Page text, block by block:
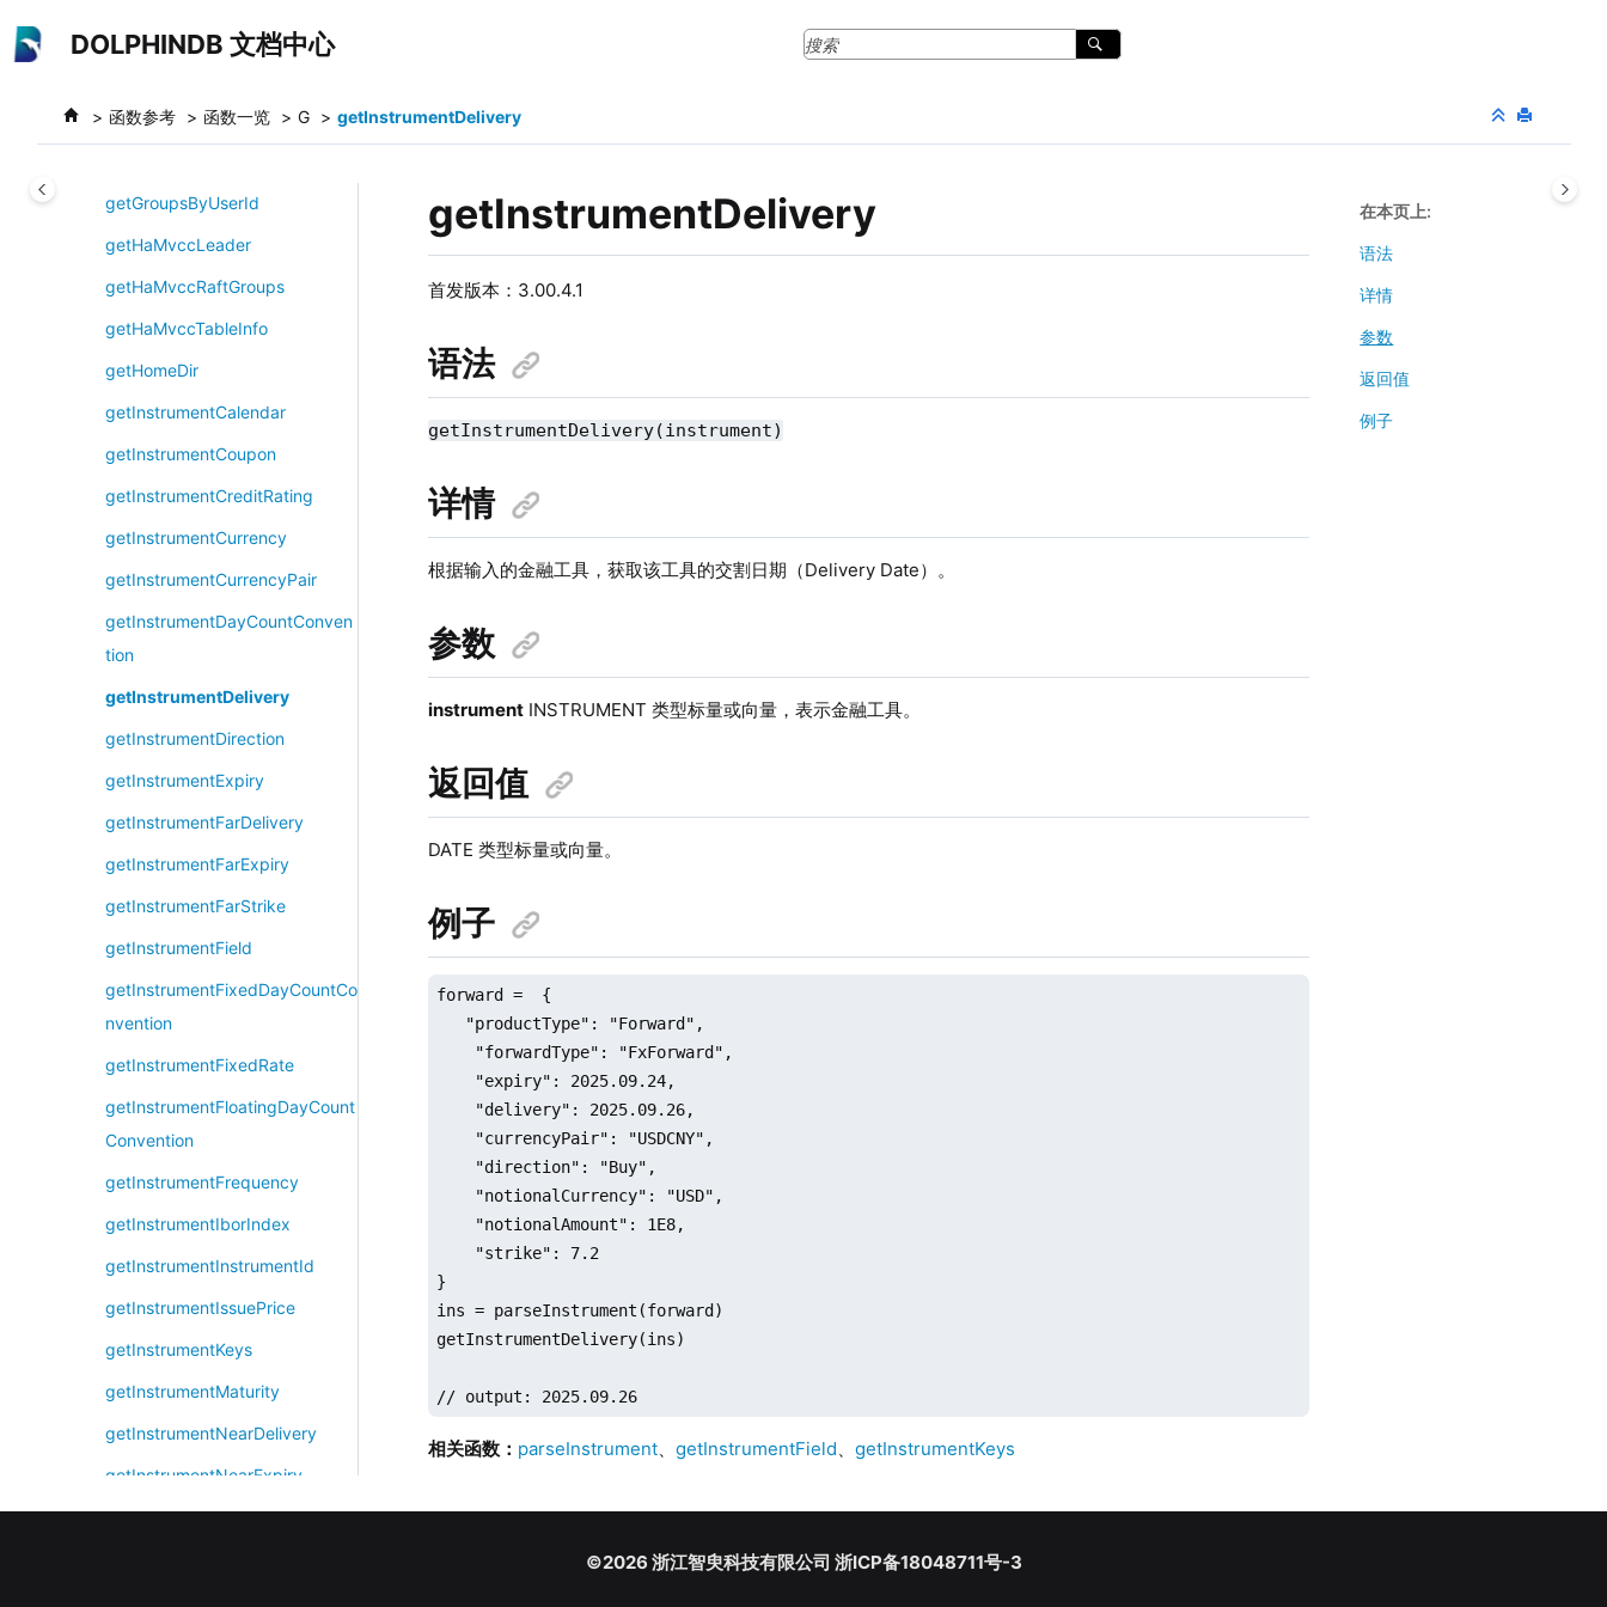
DOLPHINDB 文档中心
函数参考 函数一览 G getInstrumentDelivery
getGroupAccess
getGroupList
getGroupsByUserId
getHaMvccLeader
getHaMvccRaftGroups
getHaMvccTableInfo
getHomeDir
getInstrumentCalendar
getInstrumentCoupon
getInstrumentCreditRating
getInstrumentCurrency
getInstrumentCurrencyPair
getInstrumentDayCountConven
tion
getInstrumentDelivery
getInstrumentDirection
getInstrumentExpiry
getInstrumentFarDelivery
getInstrumentFarExpiry
getInstrumentFarStrike
getInstrumentField
getInstrumentFixedDayCountCo
nvention
getInstrumentFixedRate
getInstrumentFloatingDayCount
Convention
getInstrumentFrequency
getInstrumentIborIndex
getInstrumentInstrumentId
getInstrumentIssuePrice
getInstrumentKeys
getInstrumentMaturity
getInstrumentNearDelivery
getInstrumentNearExpiry
getInstrumentNearStrike
getInstrumentDelivery
首发版本：3.00.4.1
语法
getInstrumentDelivery(instrument)
详情
根据输入的金融工具，获取该工具的交割日期（Delivery Date）。
参数
instrument INSTRUMENT 类型标量或向量，表示金融工具。
返回值
DATE 类型标量或向量。
例子
forward =  {
   "productType": "Forward",
    "forwardType": "FxForward",
    "expiry": 2025.09.24,
    "delivery": 2025.09.26,
    "currencyPair": "USDCNY",
    "direction": "Buy",
    "notionalCurrency": "USD",
    "notionalAmount": 1E8,
    "strike": 7.2
}
ins = parseInstrument(forward)
getInstrumentDelivery(ins)
// output: 2025.09.26
相关函数： parseInstrument 、getInstrumentField 、getInstrumentKeys
在本页上
语法
详情
参数
返回值
例子
©2026 浙江智臾科技有限公司 浙ICP备18048711号-3